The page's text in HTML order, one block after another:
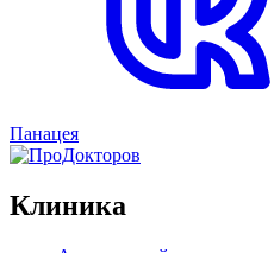
Панацея
Клиника